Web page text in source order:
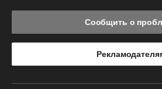
Сообщить о